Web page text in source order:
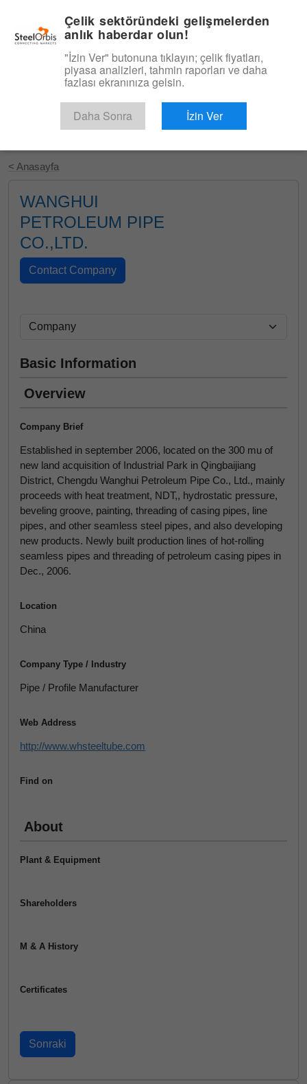
Ücretsiz Deneyin
< Anasayfa
WANGHUI
PETROLEUM PIPE
CO.,LTD.
Basic Information
Overview
Company Brief
Established in september 2006, located on the 300 mu of
new land acquisition of Industrial Park in Qingbaijiang
District, Chengdu Wanghui Petroleum Pipe Co., Ltd., mainly
proceeds with heat treatment, NDT,, hydrostatic pressure,
beveling groove, painting, threading of casing pipes, line
pipes, and other seamless steel pipes, and also developing
new products. Newly built production lines of hot-rolling
seamless pipes and threading of petroleum casing pipes in
Dec., 2006.
Location
China
Company Type / Industry
Pipe / Profile Manufacturer
Web Address
http://www.whsteeltube.com
Find on
About
Plant & Equipment
Shareholders
M & A History
Certificates
Çelik sektöründeki gelişmelerden
anlık haberdar olun!
"İzin Ver" butonuna tıklayın; çelik fiyatları,
piyasa analizleri, tahmin raporları ve daha
fazlası ekranınıza gelsin.
Daha Sonra İzin Ver